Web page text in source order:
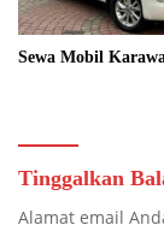
Sewa Mobil
Tinggalkan
Alamat email